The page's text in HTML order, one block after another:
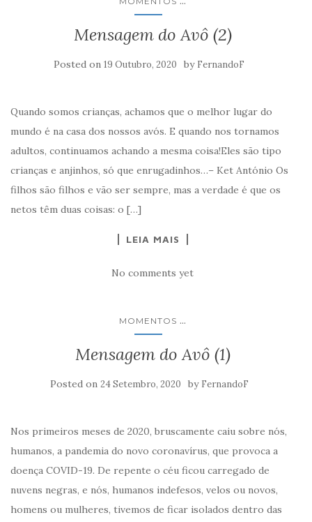
Mensagem do Avô (2)
Posted on 19 Outubro, 2020 by FernandoF
Quando somos crianças, achamos que o melhor lugar do
mundo é na casa dos nossos avós. E quando nos tornamos
adultos, continuamos achando a mesma coisa!Eles são tipo
crianças e anjinhos, só que enrugadinhos…– Ket António Os
filhos são filhos e vão ser sempre, mas a verdade é que os
netos têm duas coisas: o […]
LEIA MAIS
No comments yet
MOMENTOS ...
Mensagem do Avô (1)
Posted on 24 Setembro, 2020 by FernandoF
Nos primeiros meses de 2020, bruscamente caiu sobre nós,
humanos, a pandemia do novo coronavírus, que provoca a
doença COVID-19. De repente o céu ficou carregado de
nuvens negras, e nós, humanos indefesos, velos ou novos,
homens ou mulheres, tivemos de ficar isolados dentro das